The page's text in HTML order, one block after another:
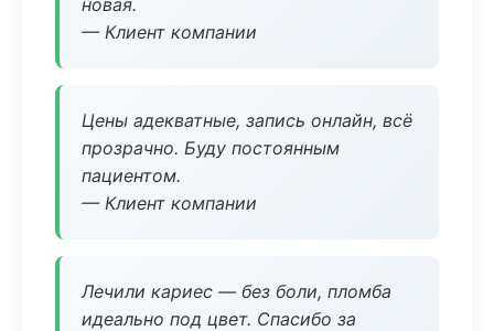
новая.
— Клиент компании
Цены адекватные, запись онлайн, всё
прозрачно. Буду постоянным
пациентом.
— Клиент компании
Лечили кариес — без боли, пломба
идеально под цвет. Спасибо за